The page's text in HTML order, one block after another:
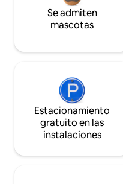
Se admiten
mascotas
Estacionamiento
gratuito en las
instalaciones